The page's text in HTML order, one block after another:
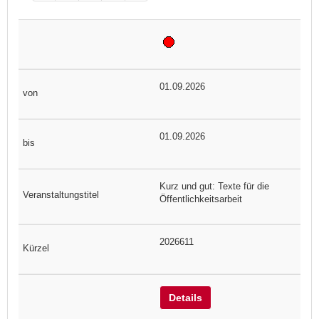
01.09.2026
01.09.2026
Kurz und gut: Texte für die
Öffentlichkeitsarbeit
2026611
Details